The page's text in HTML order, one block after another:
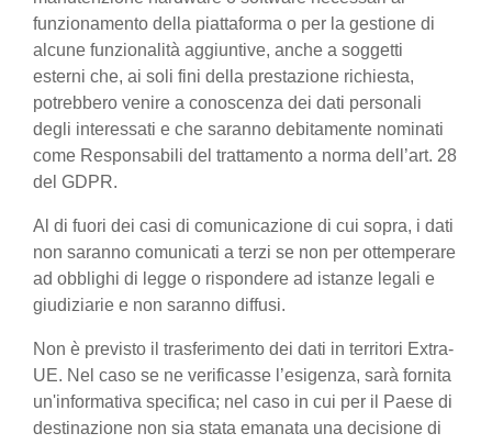
funzionamento della piattaforma o per la gestione di
alcune funzionalità aggiuntive, anche a soggetti
esterni che, ai soli fini della prestazione richiesta,
potrebbero venire a conoscenza dei dati personali
degli interessati e che saranno debitamente nominati
come Responsabili del trattamento a norma dell’art. 28
del GDPR.
Al di fuori dei casi di comunicazione di cui sopra, i dati
non saranno comunicati a terzi se non per ottemperare
ad obblighi di legge o rispondere ad istanze legali e
giudiziarie e non saranno diffusi.
Non è previsto il trasferimento dei dati in territori Extra-
UE. Nel caso se ne verificasse l’esigenza, sarà fornita
un'informativa specifica; nel caso in cui per il Paese di
destinazione non sia stata emanata una decisione di